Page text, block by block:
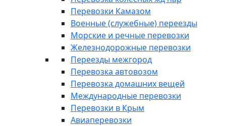
Перевозки Камазом
Военные (служебные) переезды
Морские и речные перевозки
Железнодорожные перевозки
Переезды межгород
Перевозка автовозом
Перевозка домашних вещей
Международные перевозки
Перевозки в Крым
Авиаперевозки